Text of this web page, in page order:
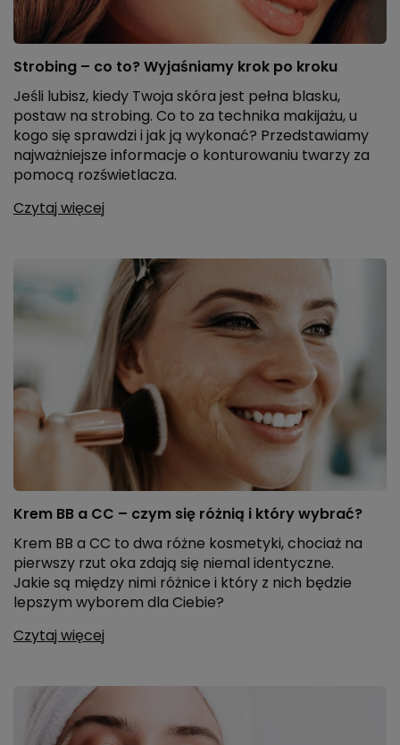
Strobing – co to? Wyjaśniamy krok po kroku
Jeśli lubisz, kiedy Twoja skóra jest pełna blasku,
postaw na strobing. Co to za technika makijażu, u
kogo się sprawdzi i jak ją wykonać? Przedstawiamy
najważniejsze informacje o konturowaniu twarzy za
pomocą rozświetlacza.
Czytaj więcej
Krem BB a CC – czym się różnią i który wybrać?
Krem BB a CC to dwa różne kosmetyki, chociaż na
pierwszy rzut oka zdają się niemal identyczne.
Jakie są między nimi różnice i który z nich będzie
lepszym wyborem dla Ciebie?
Czytaj więcej